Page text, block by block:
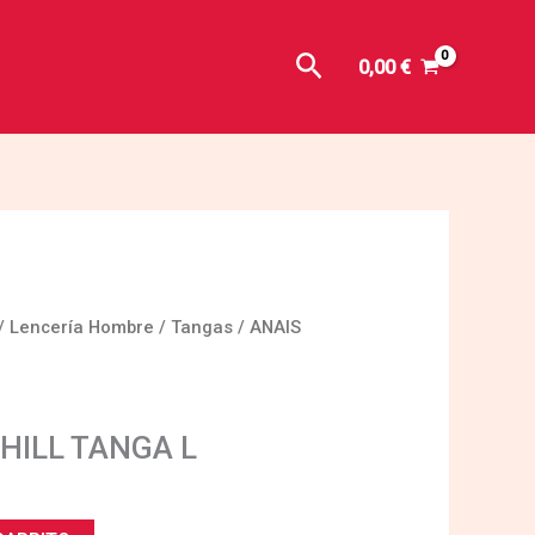
Buscar
0,00€
Lencería Hombre /Tangas / ANAIS
TANGA L